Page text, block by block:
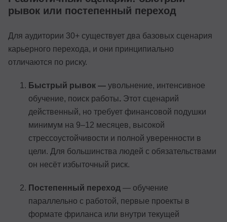
рывок или постепенный переход
Для аудитории 30+ существует два базовых сценария
карьерного перехода, и они принципиально
отличаются по риску.
Быстрый рывок — увольнение, интенсивное
обучение, поиск работы. Этот сценарий
действенный, но требует финансовой подушки
минимум на 9–12 месяцев, высокой
стрессоустойчивости и полной уверенности в
цели. Для большинства людей с обязательствами
он несёт избыточный риск.
Постепенный переход — обучение
параллельно с работой, первые проекты в
формате фриланса или внутри текущей